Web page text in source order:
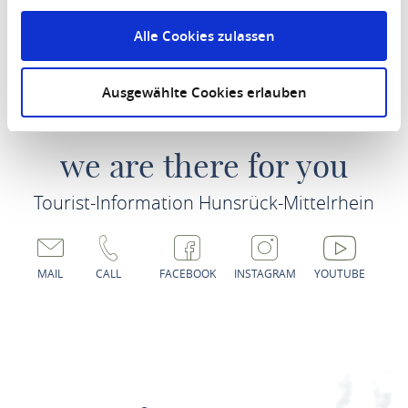
Alle Cookies zulassen
Ausgewählte Cookies erlauben
Tour planner
we are there for you
Tourist-Information Hunsrück-Mittelrhein
MAIL CALL FACEBOOK INSTAGRAM YOUTUBE